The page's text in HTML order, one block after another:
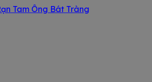
Tam Ông Bát Tràng